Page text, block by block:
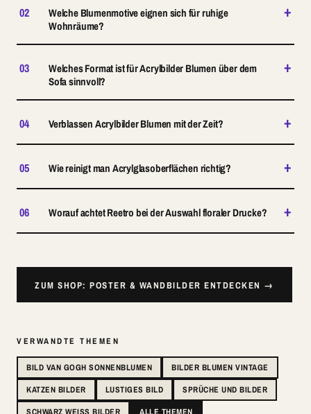
02
Welche Blumenmotive eignen sich für ruhige
Wohnräume?
+
03
Welches Format ist für Acrylbilder Blumen über dem
Sofa sinnvoll?
+
04 Verblassen Acrylbilder Blumen mit der Zeit? +
05 Wie reinigt man Acrylglasoberflächen richtig? +
06 Worauf achtet Reetro bei der Auswahl floraler Drucke? +
ZUM SHOP: POSTER & WANDBILDER ENTDECKEN →
VERWANDTE THEMEN
BILD VAN GOGH SONNENBLUMEN
BILDER BLUMEN VINTAGE
KATZEN BILDER
LUSTIGES BILD
SPRÜCHE UND BILDER